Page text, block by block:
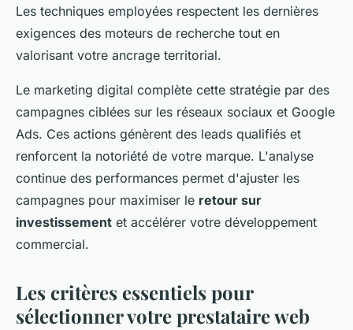
Les techniques employées respectent les dernières
exigences des moteurs de recherche tout en
valorisant votre ancrage territorial.
Le marketing digital complète cette stratégie par des
campagnes ciblées sur les réseaux sociaux et Google
Ads. Ces actions génèrent des leads qualifiés et
renforcent la notoriété de votre marque. L'analyse
continue des performances permet d'ajuster les
campagnes pour maximiser le retour sur
investissement et accélérer votre développement
commercial.
Les critères essentiels pour
sélectionner votre prestataire web